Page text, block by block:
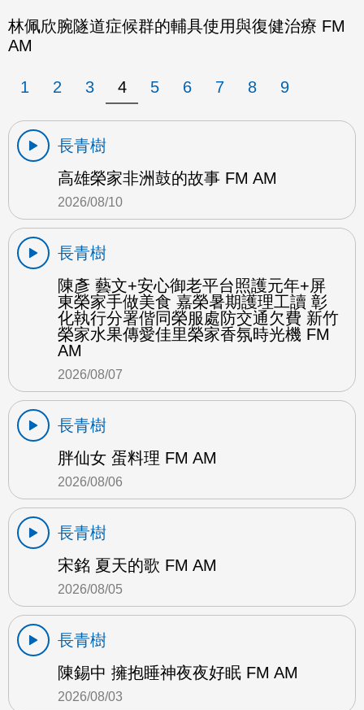
林佩欣腕隧道症候群的輔具使用與復健治療 FM
AM
1 2 3 4 5 6 7 8 9
長青樹
高雄榮家非洲鼓的故事 FM AM
2026/08/10
長青樹
陳彥 藝文+安心御老平台照護元年+屏
東榮家手做美食 嘉榮暑期護理工讀 彰
化執行分署偕同榮服處防交通欠費 新竹
榮家水果傳愛佳里榮家香氛時光機 FM
AM
2026/08/07
長青樹
胖仙女 蛋料理 FM AM
2026/08/06
長青樹
宋銘 夏天的歌 FM AM
2026/08/05
長青樹
陳錫中 擁抱睡神夜夜好眠 FM AM
2026/08/03